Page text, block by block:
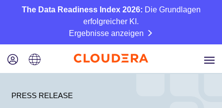
The Data Readiness Index 2026: Die Grundlagen
erfolgreicher KI.
Ergebnisse anzeigen
PRESS RELEASE